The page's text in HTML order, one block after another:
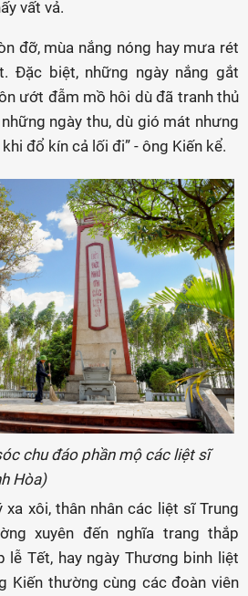
vất vả.
đỡ, mùa nắng nóng hay mưa rét
Đặc biệt, những ngày nắng gắt
ướt đẫm mồ hôi dù đã tranh thủ
ngày thu, dù gió mát nhưng
đổ kín cả lối đi” - ông Kiến kể.
chu đáo phần mộ các liệt sĩ
Hòa)
xôi, thân nhân các liệt sĩ Trung
xuyên đến nghĩa trang thắp
lễ Tết, hay ngày Thương binh liệt
Kiến thường cùng các đoàn viên